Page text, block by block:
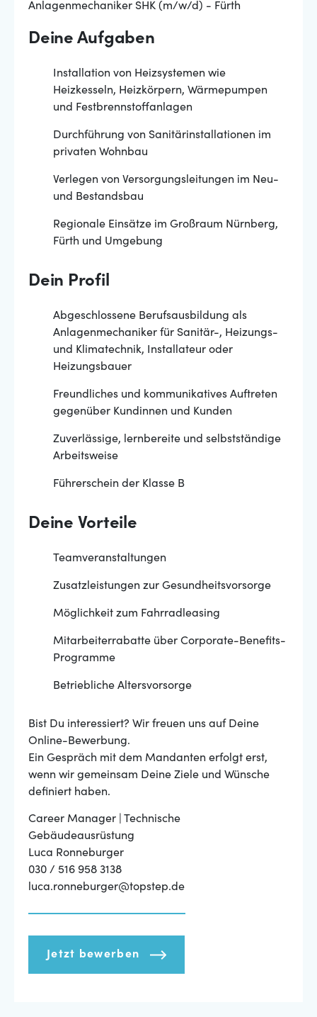
Anlagenmechaniker SHK (m/w/d) - Fürth
Deine Aufgaben
Installation von Heizsystemen wie
Heizkesseln, Heizkörpern, Wärmepumpen
und Festbrennstoffanlagen
Durchführung von Sanitärinstallationen im
privaten Wohnbau
Verlegen von Versorgungsleitungen im Neu-
und Bestandsbau
Regionale Einsätze im Großraum Nürnberg,
Fürth und Umgebung
Dein Profil
Abgeschlossene Berufsausbildung als
Anlagenmechaniker für Sanitär-, Heizungs-
und Klimatechnik, Installateur oder
Heizungsbauer
Freundliches und kommunikatives Auftreten
gegenüber Kundinnen und Kunden
Zuverlässige, lernbereite und selbstständige
Arbeitsweise
Führerschein der Klasse B
Deine Vorteile
Teamveranstaltungen
Zusatzleistungen zur Gesundheitsvorsorge
Möglichkeit zum Fahrradleasing
Mitarbeiterrabatte über Corporate-Benefits-
Programme
Betriebliche Altersvorsorge
Bist Du interessiert? Wir freuen uns auf Deine
Online-Bewerbung.
Ein Gespräch mit dem Mandanten erfolgt erst,
wenn wir gemeinsam Deine Ziele und Wünsche
definiert haben.
Career Manager | Technische
Gebäudeausrüstung
Luca Ronneburger
030 / 516 958 3138
luca.ronneburger@topstep.de
Jetzt bewerben